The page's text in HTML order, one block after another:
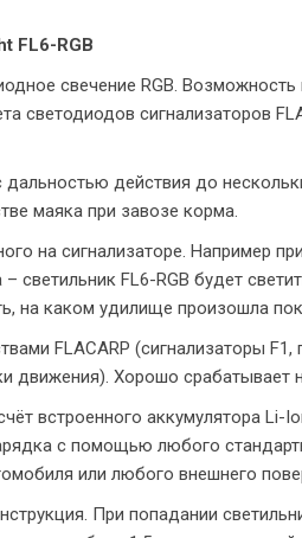
FL6-RGB
свечение RGB.
светодиодов сигнализаторов
действия до
маяка при завозе корма.
на сигнализаторе. Например
светильник FL6-RGB будет
на каком удилище произошла
FLACARP (сигнализаторы
движения). Хорошо срабатывает
встроенного аккумулятора
с помощью любого
или любого внешнего
При попадании